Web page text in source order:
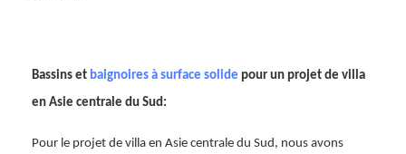
Bassins et baignoires à surface solide pour un projet de villa
en Asie centrale du Sud:
Pour le projet de villa en Asie centrale du Sud, nous avons